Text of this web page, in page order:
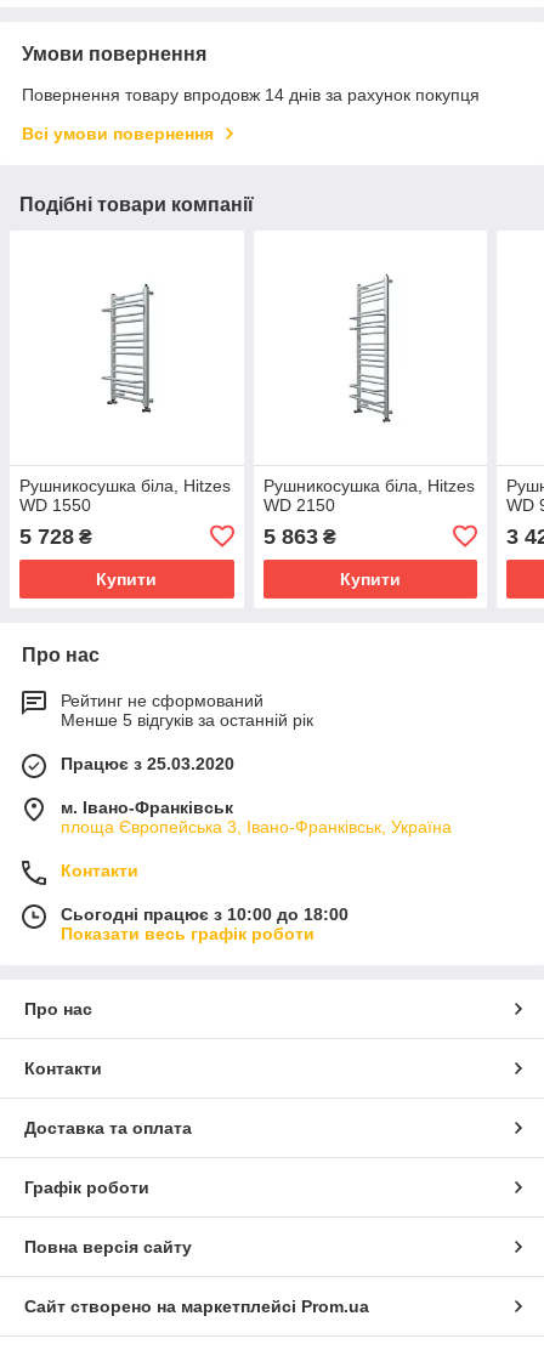
Умови повернення
Повернення товару впродовж 14 днів за рахунок покупця
Всі умови повернення
Подібні товари компанії
Рушникосушка біла, Hitzes
WD 1550
5 728 ₴
Купити
Рушникосушка біла, Hitzes
WD 2150
5 863₴
Купити
WD
3
Про нас
Рейтинг не сформований
Менше 5 відгуків за останній рік
Працює з 25.03.2020
м. Івано-Франківськ
площа Європейська 3, Івано-Франківськ, Україна
Контакти
Сьогодні працює з 10:00 до 18:00
Показати весь графік роботи
Про нас
Контакти
Доставка та оплата
Графік роботи
Повна версія сайту
Сайт створено на маркетплейсі Prom.ua